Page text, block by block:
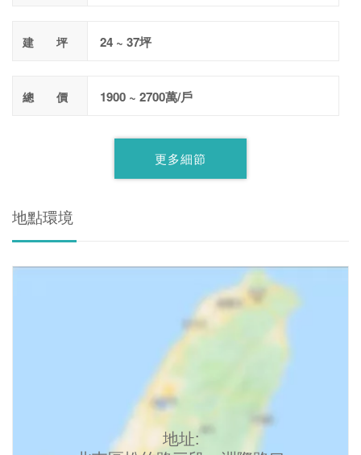
建 坪 24 ~ 37坪
總 價 1900 ~ 2700萬/戶
更多細節
地點環境
地址: